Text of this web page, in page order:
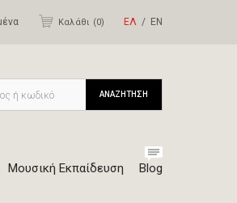
Καλάθι (0) ΕΛ ΕΝ
Μουσική Εκπαίδευση Blog
ΑΝΑΖΗΤΗΣΗ